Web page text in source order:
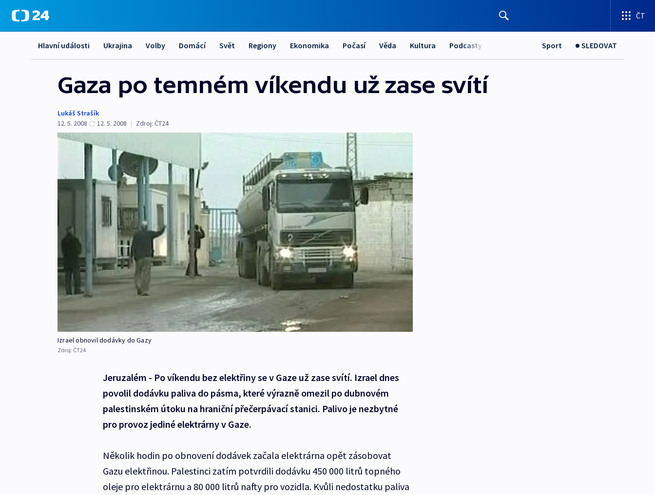
ČT
Hlavní události Ukrajina Volby Domácí Svět Regiony Ekonomika Počasí Věda Kultura Podcasty Sport SLEDOVAT
Gaza po temném víkendu už zase svítí
Lukáš Strašík
12. 5. 2008
12. 5. 2008 | Zdroj: ČT24
Izrael obnovil dodávky do Gazy
Zdroj: ČT24
Jeruzalém - Po víkendu bez elektřiny se v Gaze už zase svítí. Izrael dnes
povolil dodávku paliva do pásma, které výrazně omezil po dubnovém
palestinském útoku na hraniční přečerpávací stanici. Palivo je nezbytné
pro provoz jediné elektrárny v Gaze.
Několik hodin po obnovení dodávek začala elektrárna opět zásobovat
Gazu elektřinou. Palestinci zatím potvrdili dodávku 450 000 litrů topného
oleje pro elektrárnu a 80 000 litrů nafty pro vozidla. Kvůli nedostatku paliva